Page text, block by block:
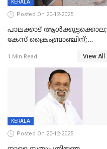
KERALA
Posted On 20-12-2025
പാലക്കാട് ആൾക്കൂട്ടക്കൊല;
കേസ് ക്രൈംബ്രാഞ്ചിന്;
അന്വേഷിക്കും
1 Min Read View All
KERALA
Posted On 20-12-2025